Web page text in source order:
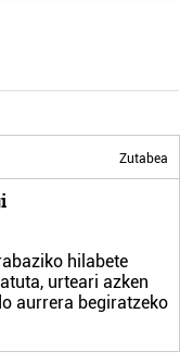
Zutabea
hilabete
urteari azken
aurrera begiratzeko